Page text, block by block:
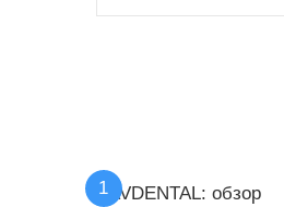
KAVDENTAL: обзор